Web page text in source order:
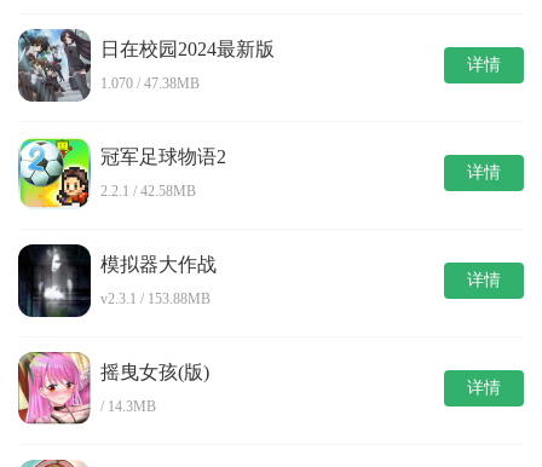
日在校园2024最新版
1.070 / 47.38MB
详情
冠军足球物语2
2.2.1 / 42.58MB
详情
模拟器大作战
v2.3.1 / 153.88MB
详情
摇曳女孩(版)
/ 14.3MB
详情